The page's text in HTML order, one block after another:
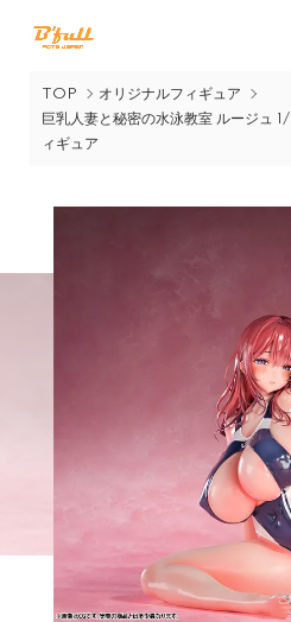
TOP
オリジナルフィギュア
巨乳人妻と秘密の水泳教室 ルージュ
ィギュア